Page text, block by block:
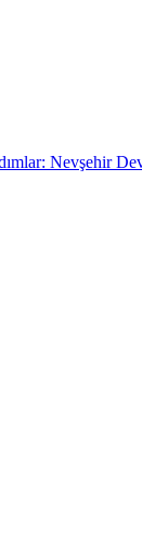
Nevşehir